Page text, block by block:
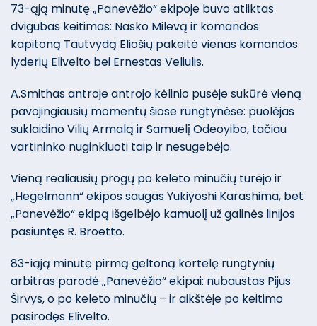
73-ąją minutę „Panevėžio“ ekipoje buvo atliktas
dvigubas keitimas: Nasko Milevą ir komandos
kapitoną Tautvydą Eliošių pakeitė vienas komandos
lyderių Elivelto bei Ernestas Veliulis.
A.Smithas antroje antrojo kėlinio pusėje sukūrė vieną
pavojingiausių momentų šiose rungtynėse: puolėjas
suklaidino Vilių Armalą ir Samuelį Odeoyibo, tačiau
vartininko nuginkluoti taip ir nesugebėjo.
Vieną realiausių progų po keleto minučių turėjo ir
„Hegelmann“ ekipos saugas Yukiyoshi Karashima, bet
„Panevėžio“ ekipą išgelbėjo kamuolį už galinės linijos
pasiuntęs R. Broetto.
83-iąją minutę pirmą geltoną kortelę rungtynių
arbitras parodė „Panevėžio“ ekipai: nubaustas Pijus
Širvys, o po keleto minučių – ir aikštėje po keitimo
pasirodęs Elivelto.